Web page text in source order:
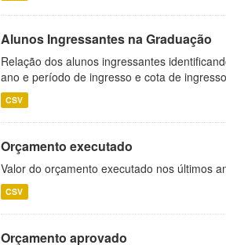
Alunos Ingressantes na Graduação
Relação dos alunos ingressantes
ano e período de ingresso e cota de
CSV
Orçamento executado
Valor do orçamento executado nos últimos
CSV
Orçamento aprovado